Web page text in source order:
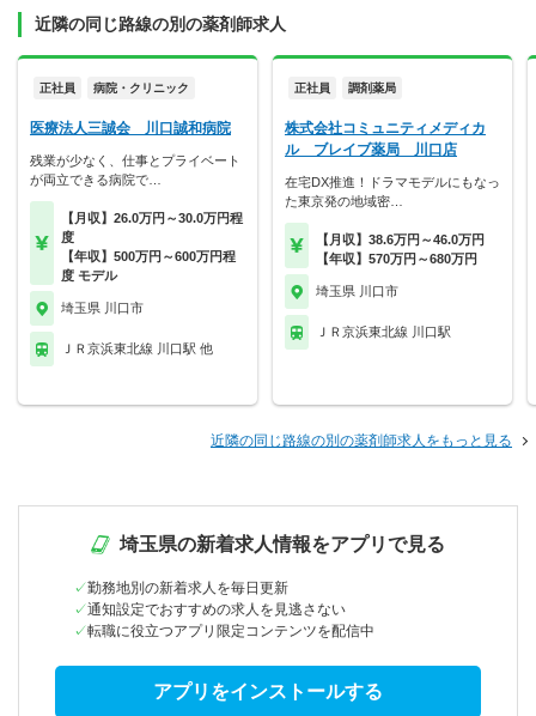
近隣の同じ路線の別の薬剤師求人
正社員 病院・クリニック
医療法人三誠会 川口誠和病院
残業が少なく、仕事とプライベート
が両立できる病院で…
【月収】26.0万円～30.0万円程
度
【年収】500万円～600万円程
度 モデル
埼玉県 川口市
ＪＲ京浜東北線 川口駅 他
正社員 調剤薬局
株式会社コミュニティメディカ
ル ブレイブ薬局 川口店
在宅DX推進！ドラマモデルにもなっ
た東京発の地域密…
【月収】38.6万円～46.0万円
【年収】570万円～680万円
埼玉県 川口市
ＪＲ京浜東北線 川口駅
近隣の同じ路線の別の薬剤師求人をもっと見る
埼玉県の新着求人情報をアプリで見る
勤務地別の新着求人を毎日更新
通知設定でおすすめの求人を見逃さない
転職に役立つアプリ限定コンテンツを配信中
アプリをインストールする